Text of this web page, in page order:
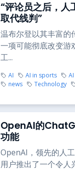
“评论员之后，人
取代线判”
温布尔登以其丰富的
一项可能彻底改变游
工...
AI AI in sports
news
Technology
OpenAI的
功能
OpenAI，领先的人
用户推出了一个令